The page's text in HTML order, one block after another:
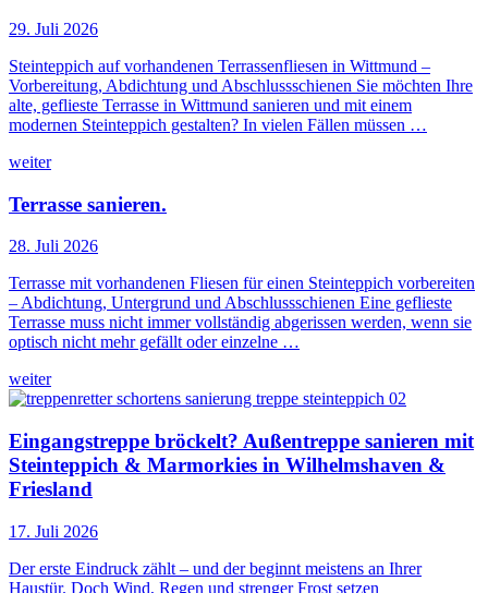
29. Juli 2026
Steinteppich auf vorhandenen Terrassenfliesen in Wittmund –
Vorbereitung, Abdichtung und Abschlussschienen Sie möchten Ihre
alte, geflieste Terrasse in Wittmund sanieren und mit einem
modernen Steinteppich gestalten? In vielen Fällen müssen …
weiter
Terrasse sanieren.
28. Juli 2026
Terrasse mit vorhandenen Fliesen für einen Steinteppich vorbereiten
– Abdichtung, Untergrund und Abschlussschienen Eine geflieste
Terrasse muss nicht immer vollständig abgerissen werden, wenn sie
optisch nicht mehr gefällt oder einzelne …
weiter
Eingangstreppe bröckelt? Außentreppe sanieren mit
Steinteppich & Marmorkies in Wilhelmshaven &
Friesland
17. Juli 2026
Der erste Eindruck zählt – und der beginnt meistens an Ihrer
Haustür. Doch Wind, Regen und strenger Frost setzen